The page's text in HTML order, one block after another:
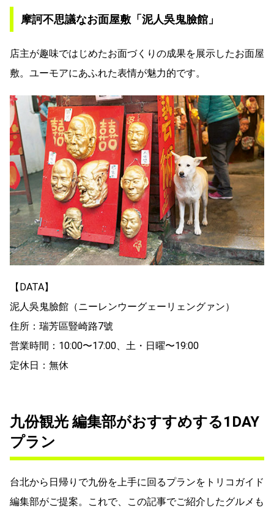
摩訶不思議なお面屋敷「泥人吳鬼臉館」
店主が趣味ではじめたお面づくりの成果を展示したお面屋
敷。ユーモアにあふれた表情が魅力的です。
【DATA】
泥人吳鬼臉館（ニーレンウーグェーリェングァン）
住所：瑞芳區豎崎路7號
営業時間：10:00〜17:00、土・日曜〜19:00
定休日：無休
九份観光 編集部がおすすめする1DAY
プラン
台北から日帰りで九份を上手に回るプランをトリコガイド
編集部がご提案。これで、この記事でご紹介したグルメも